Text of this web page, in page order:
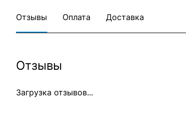
Отзывы Оплата Доставка
Отзывы
Загрузка отзывов...